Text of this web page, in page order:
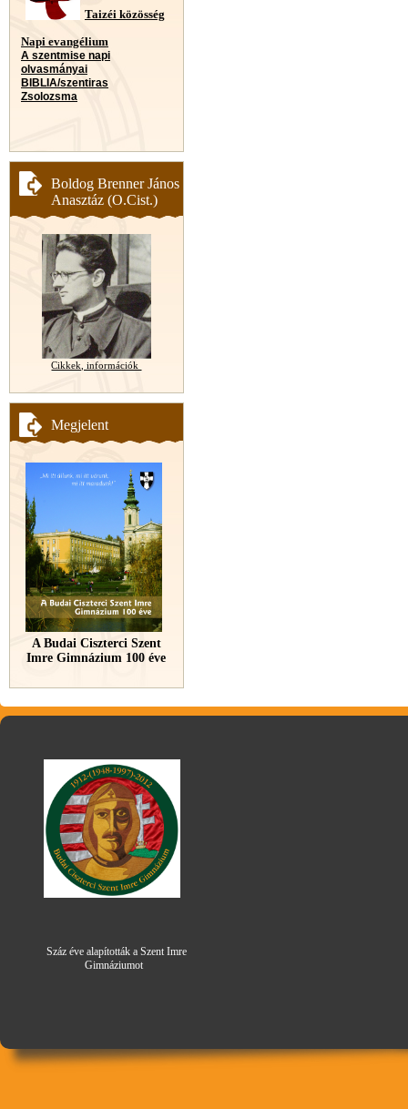
Taizéi közösség
Napi evangélium
A szentmise napi
olvasmányai
BIBLIA/szentiras
Zsolozsma
Boldog Brenner János
Anasztáz (O.Cist.)
Cikkek, információk
Megjelent
A Budai Ciszterci Szent
Imre Gimnázium 100 éve
Száz éve alapították a Szent Imre
Gimnáziumot